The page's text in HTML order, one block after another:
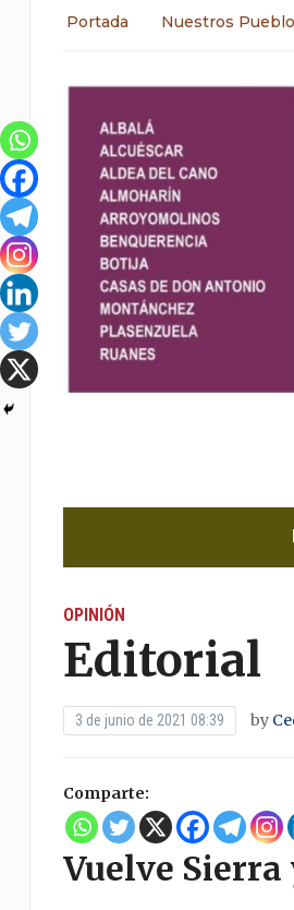
Portada Nuestros
OPINIÓN
Editorial
3 de junio de 2021 08:39 by
Comparte:
Vuelve Sierra